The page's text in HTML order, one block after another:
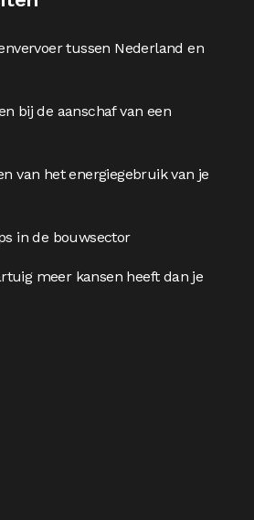
tussen Nederland en
bij de aanschaf van een
van het energiegebruik van je
in de bouwsector
meer kansen heeft dan je